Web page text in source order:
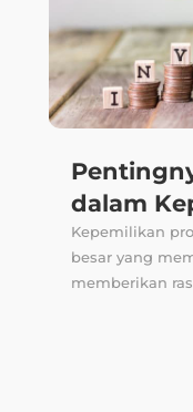
dalam
Kepemilikan
besar yang
memberikan